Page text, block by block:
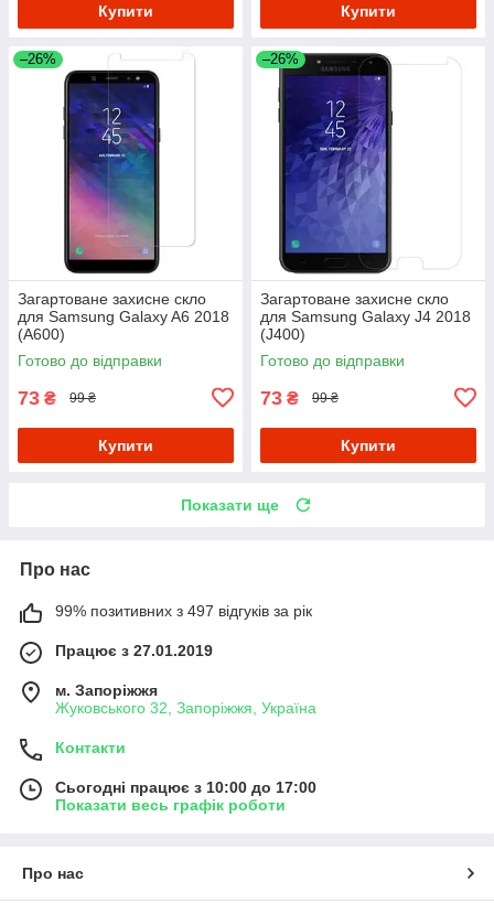
Купити Купити
–26%
Загартоване захисне скло
для Samsung Galaxy A6 2018
(A600)
Готово до відправки
73 ₴ 99 ₴
Купити
–26%
Загартоване захисне скло
для Samsung Galaxy J4 2018
(J400)
Готово до відправки
73 ₴ 99 ₴
Купити
Показати ще
Про нас
99% позитивних з 497 відгуків за рік
Працює з 27.01.2019
м. Запоріжжя
Жуковського 32, Запоріжжя, Україна
Контакти
Сьогодні працює з 10:00 до 17:00
Показати весь графік роботи
Про нас